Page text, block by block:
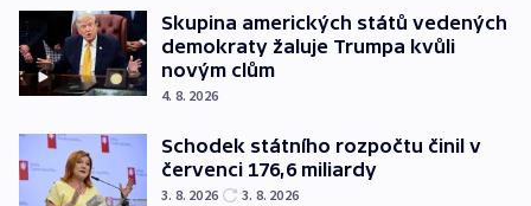
Skupina amerických států vedených
demokraty žaluje Trumpa kvůli
novým clům
4. 8. 2026
Schodek státního rozpočtu činil v
červenci 176,6 miliardy
3. 8. 2026 3. 8. 2026